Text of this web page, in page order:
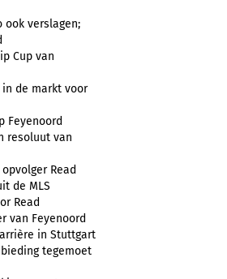
ook verslagen;
Cup van
de markt voor
Feyenoord
resoluut van
Read
de MLS
Read
van Feyenoord
in Stuttgart
tegemoet